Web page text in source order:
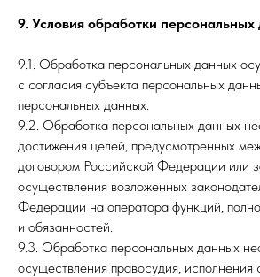
9. Условия обработки
9.1. Обработка персональных данных
с согласия субъекта персональных
персональных данных.
9.2. Обработка персональных данных
достижения целей, предусмотренных
договором Российской Федерации или
осуществления возложенных
Федерации на оператора функций,
и обязанностей.
9.3. Обработка персональных данных
осуществления правосудия, исполнения